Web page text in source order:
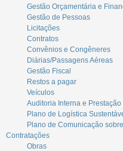
Gestão Orçamentária e
Gestão de Pessoas
Licitações
Contratos
Convênios e Congêneres
Diárias/Passagens Aéreas
Gestão Fiscal
Restos a pagar
Veículos
Auditoria Interna e
Plano de Logística
Plano de Comunicação
Contratações
Obras